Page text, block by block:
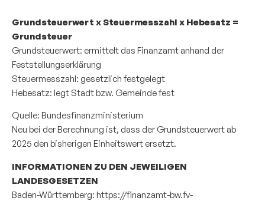
Grundsteuerwert x Steuermesszahl x Hebesatz =
Grundsteuer
Grundsteuerwert: ermittelt das Finanzamt anhand der
Feststellungserklärung
Steuermesszahl: gesetzlich festgelegt
Hebesatz: legt Stadt bzw. Gemeinde fest
Quelle: Bundesfinanzministerium
Neu bei der Berechnung ist, dass der Grundsteuerwert ab
2025 den bisherigen Einheitswert ersetzt.
INFORMATIONEN ZU DEN JEWEILIGEN
LANDESGESETZEN
Baden-Württemberg: https://finanzamt-bw.fv-